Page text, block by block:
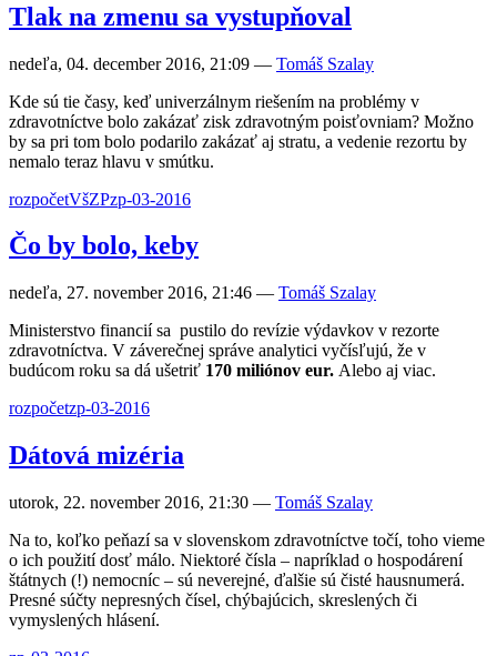
Tlak na zmenu sa vystupňoval
nedeľa, 04. december 2016, 21:09 — Tomáš Szalay
Kde sú tie časy, keď univerzálnym riešením na problémy v
zdravotníctve bolo zakázať zisk zdravotným poisťovniam? Možno
by sa pri tom bolo podarilo zakázať aj stratu, a vedenie rezortu by
nemalo teraz hlavu v smútku.
rozpočetVšZPzp-03-2016
Čo by bolo, keby
nedeľa, 27. november 2016, 21:46 — Tomáš Szalay
Ministerstvo financií sa pustilo do revízie výdavkov v rezorte
zdravotníctva. V záverečnej správe analytici vyčísľujú, že v
budúcom roku sa dá ušetriť 170 miliónov eur. Alebo aj viac.
rozpočetzp-03-2016
Dátová mizéria
utorok, 22. november 2016, 21:30 — Tomáš Szalay
Na to, koľko peňazí sa v slovenskom zdravotníctve točí, toho vieme
o ich použití dosť málo. Niektoré čísla – napríklad o hospodárení
štátnych (!) nemocníc – sú neverejné, ďalšie sú čisté hausnumerá.
Presné súčty nepresných čísel, chýbajúcich, skreslených či
vymyslených hlásení.